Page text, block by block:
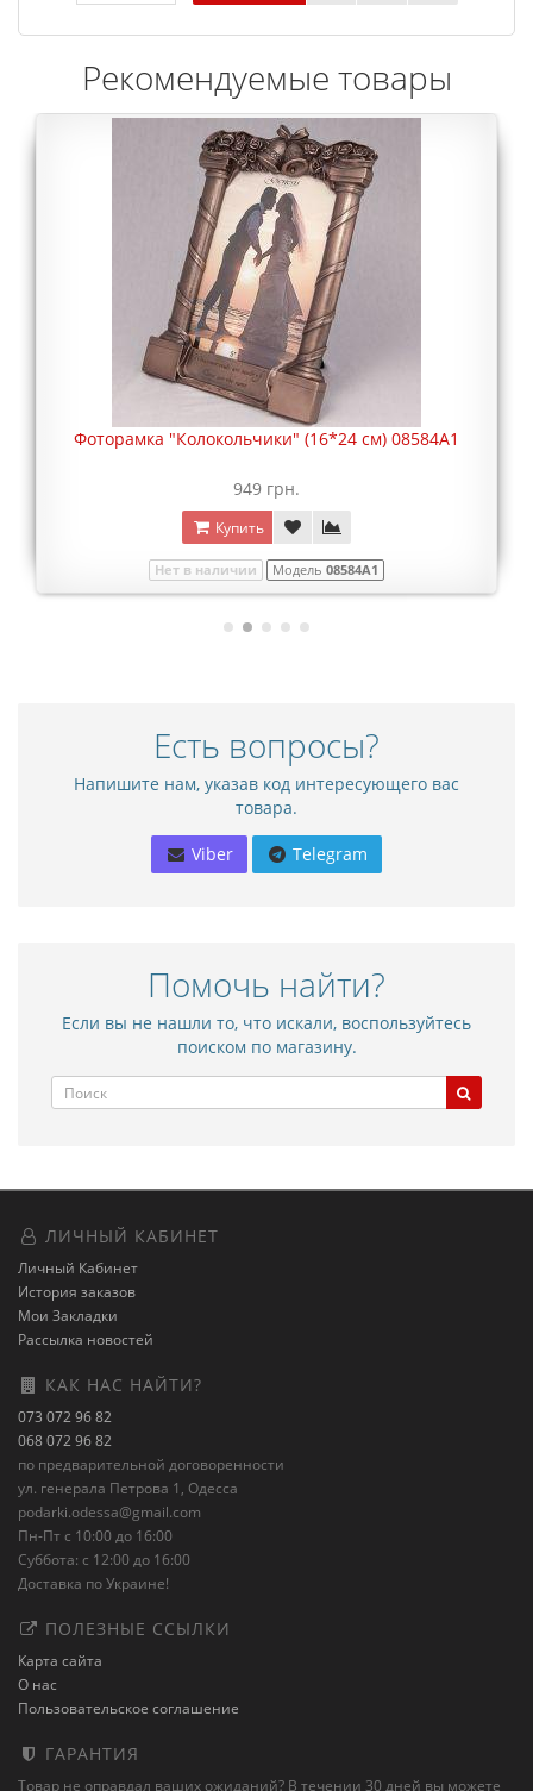
Рекомендуемые товары
Фоторамка "Колокольчики" (16*24 см) 08584A1
949 грн.
Купить
Нет в наличии Модель 08584A1
Есть вопросы?
Напишите нам, указав код интересующего вас
товара.
Viber Telegram
Помочь найти?
Если вы не нашли то, что искали, воспользуйтесь
поиском по магазину.
ЛИЧНЫЙ КАБИНЕТ
Личный Кабинет
История заказов
Мои Закладки
Рассылка новостей
КАК НАС НАЙТИ?
073 072 96 82
068 072 96 82
по предварительной договоренности
ул. генерала Петрова 1, Одесса
podarki.odessa@gmail.com
Пн-Пт с 10:00 до 16:00
Суббота: с 12:00 до 16:00
Доставка по Украине!
ПОЛЕЗНЫЕ ССЫЛКИ
Карта сайта
О нас
Пользовательское соглашение
ГАРАНТИЯ
Товар не оправдал ваших ожиданий? В течении 30 дней вы можете